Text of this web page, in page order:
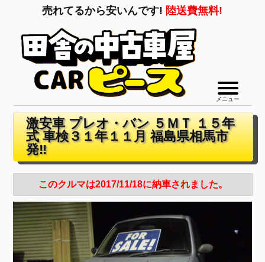
売れてるから安いんです! 陸送費無料!
メニュー
激安車 プレオ・バン ５ＭＴ １５年
式 車検３１年１１月 福島県相馬市
発‼
このクルマは2017/11/18に納車されました。